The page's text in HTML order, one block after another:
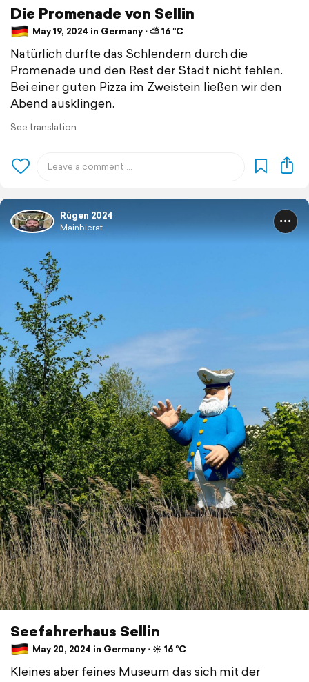
Die Promenade von Sellin
May 19, 2024 in Germany ⋅ ⛅ 16 °C
Natürlich durfte das Schlendern durch die
Promenade und den Rest der Stadt nicht fehlen.
Bei einer guten Pizza im Zweistein ließen wir den
Abend ausklingen.
See translation
Rügen 2024
Mainbierat
Seefahrerhaus Sellin
May 20, 2024 in Germany ⋅ ☀️ 16 °C
Kleines aber feines Museum das sich mit der